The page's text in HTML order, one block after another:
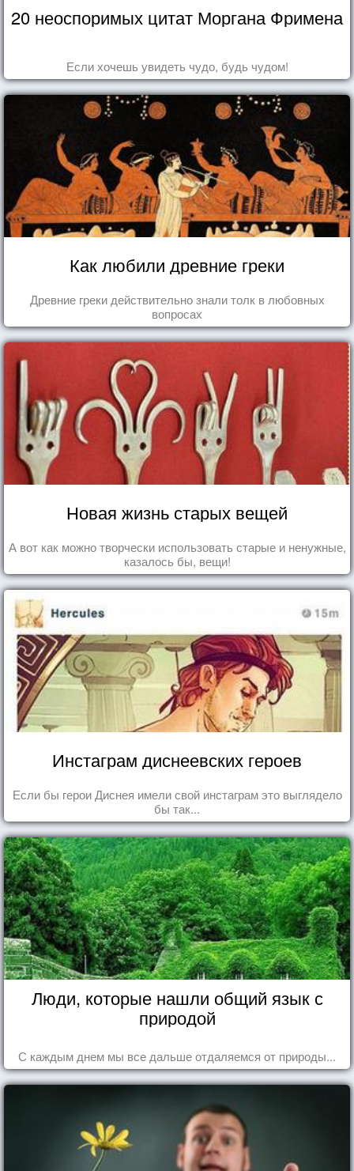
20 неоспоримых цитат Моргана Фримена
Если хочешь увидеть чудо, будь чудом!
Как любили древние греки
Древние греки действительно знали толк в любовных
вопросах
Новая жизнь старых вещей
А вот как можно творчески использовать старые и ненужные,
казалось бы, вещи!
Инстаграм диснеевских героев
Если бы герои Диснея имели свой инстаграм это выглядело
бы так...
Люди, которые нашли общий язык с
природой
С каждым днем мы все дальше отдаляемся от природы...